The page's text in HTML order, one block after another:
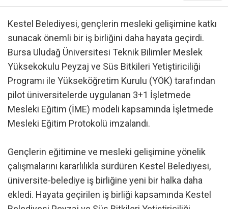
Kestel Belediyesi, gençlerin mesleki gelişimine katkı
sunacak önemli bir iş birliğini daha hayata geçirdi.
Bursa Uludağ Üniversitesi Teknik Bilimler Meslek
Yüksekokulu Peyzaj ve Süs Bitkileri Yetiştiriciliği
Programı ile Yükseköğretim Kurulu (YÖK) tarafından
pilot üniversitelerde uygulanan 3+1 İşletmede
Mesleki Eğitim (İME) modeli kapsamında İşletmede
Mesleki Eğitim Protokolü imzalandı.
Gençlerin eğitimine ve mesleki gelişimine yönelik
çalışmalarını kararlılıkla sürdüren Kestel Belediyesi,
üniversite-belediye iş birliğine yeni bir halka daha
ekledi. Hayata geçirilen iş birliği kapsamında Kestel